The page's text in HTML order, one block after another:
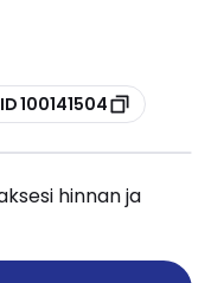
100141504
hinnan ja